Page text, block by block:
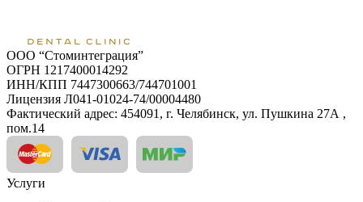
ООО “Стоминтеграция”
ОГРН 1217400014292
ИНН/КПП 7447300663/744701001
Лицензия Л041-01024-74/00004480
Фактический адрес: 454091, г. Челябинск, ул. Пушкина 27А ,
пом.14
Услуги